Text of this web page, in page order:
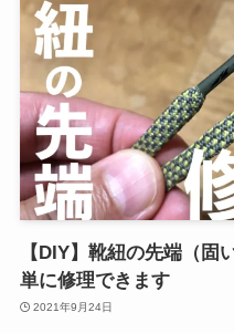
【DIY】靴紐の先端（
単に修理できます
2021年9月24日